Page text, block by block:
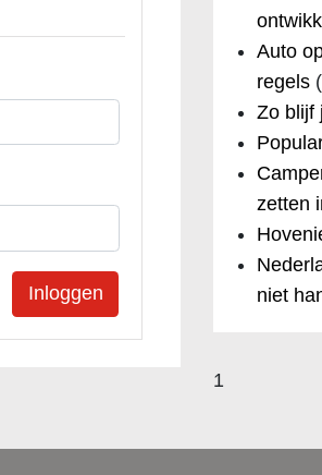
Auto
regels
Zo blijf
zetten
niet
1